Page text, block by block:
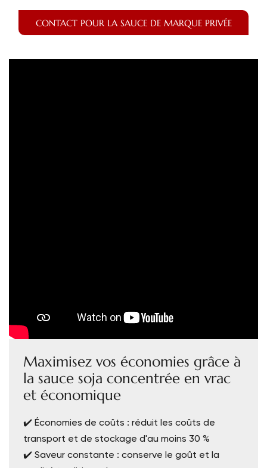
CONTACT POUR LA SAUCE DE MARQUE PRIVÉE
Maximisez vos économies grâce à
la sauce soja concentrée en vrac
et économique
✔️ Économies de coûts : réduit les coûts de
transport et de stockage d'au moins 30 %
✔️ Saveur constante : conserve le goût et la